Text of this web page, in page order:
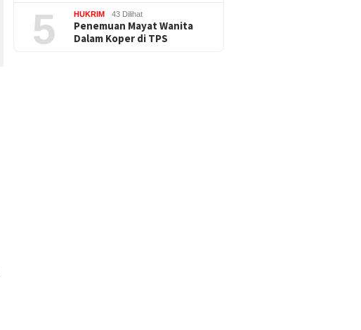
5 HUKRIM 43 Dilihat
Penemuan Mayat Wanita
Dalam Koper di TPS